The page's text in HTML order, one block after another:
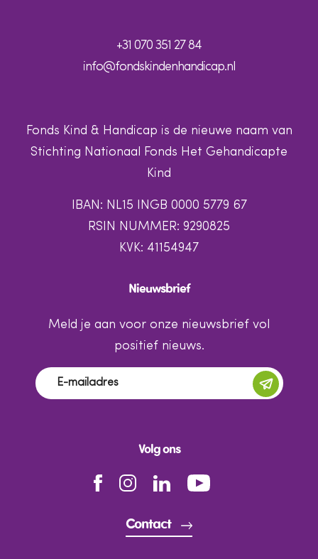
+31 070 351 27 84
info@fondskindenhandicap.nl
Fonds Kind & Handicap is de nieuwe naam van
Stichting Nationaal Fonds Het Gehandicapte
Kind
IBAN: NL15 INGB 0000 5779 67
RSIN NUMMER: 9290825
KVK: 41154947
Nieuwsbrief
Meld je aan voor onze nieuwsbrief vol
positief nieuws.
Volg ons
Contact